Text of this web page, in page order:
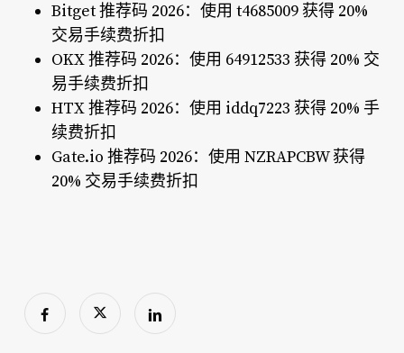
Bitget 推荐码 2026：使用 t4685009 获得 20%
交易手续费折扣
OKX 推荐码 2026：使用 64912533 获得 20% 交
易手续费折扣
HTX 推荐码 2026：使用 iddq7223 获得 20% 手
续费折扣
Gate.io 推荐码 2026：使用 NZRAPCBW 获得
20% 交易手续费折扣